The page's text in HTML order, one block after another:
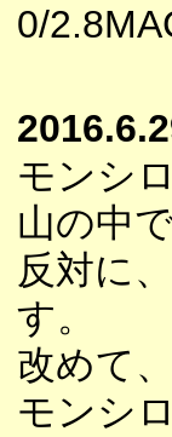
0/
モンシ
山の中
反対に
す。
改めて
モンシ